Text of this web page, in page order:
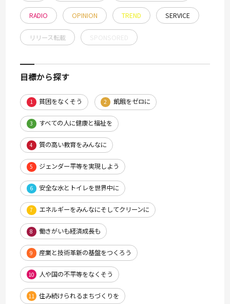
RADIO OPINION TREND SERVICE
リリース転載
目標から探す
1 貧困をなくそう 2 飢餓をゼロに
3 すべての人に健康と福祉を
4 質の高い教育をみんなに
5 ジェンダー平等を実現しよう
6 安全な水とトイレを世界中に
7 エネルギーをみんなにそしてクリーンに
8 働きがいも経済成長も
9 産業と技術革新の基盤をつくろう
10 人や国の不平等をなくそう
11 住み続けられるまちづくりを